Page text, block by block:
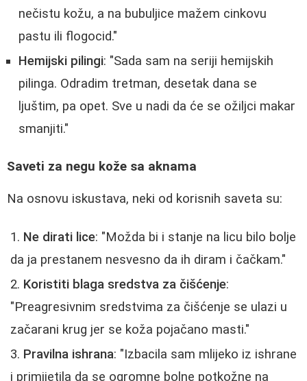
nečistu kožu, a na bubuljice mažem cinkovu
pastu ili flogocid."
Hemijski pilingi: "Sada sam na seriji hemijskih
pilinga. Odradim tretman, desetak dana se
ljuštim, pa opet. Sve u nadi da će se ožiljci makar
smanjiti."
Saveti za negu kože sa aknama
Na osnovu iskustava, neki od korisnih saveta su:
Ne dirati lice: "Možda bi i stanje na licu bilo bolje
da ja prestanem nesvesno da ih diram i čačkam."
Koristiti blaga sredstva za čišćenje:
"Preagresivnim sredstvima za čišćenje se ulazi u
začarani krug jer se koža pojačano masti."
Pravilna ishrana: "Izbacila sam mlijeko iz ishrane
i primijetila da se ogromne bolne potkožne na